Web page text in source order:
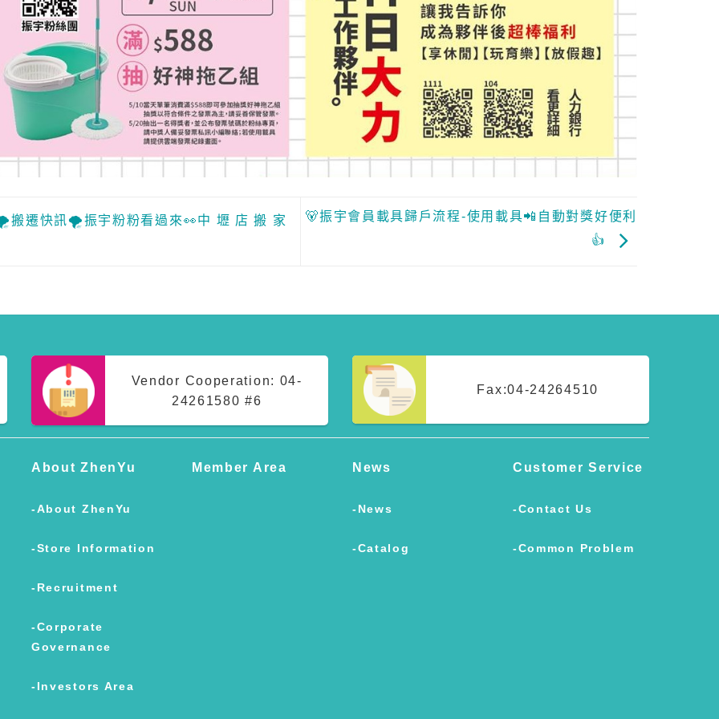
遷快訊🌪振宇粉粉看過來👀中 壢 店 搬 家
🐻振宇會員載具歸戶流程-使用載具📲自動對獎好便利
👍
Vendor Cooperation: 04-
24261580 #6
Fax:04-24264510
About ZhenYu
About ZhenYu
Store Information
Recruitment
Corporate
Governance
Investors Area
Member Area News
News
Catalog
Customer Service
Contact Us
Common Problem